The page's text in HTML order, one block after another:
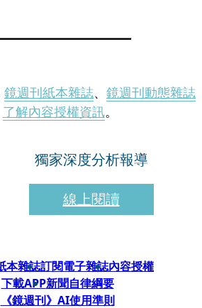
鏡週刊紙本雜誌、 鏡週刊動態雜誌
了解內容授權資訊。
獨家深度分析報導
線上閱讀
本雜誌訂閱電子雜誌內容授權
下載APP新聞自律綱要
《鏡週刊》AI使用準則